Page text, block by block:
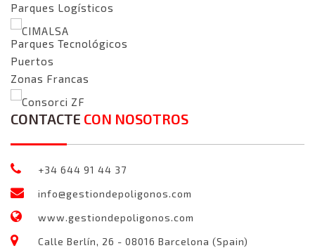
Parques Logísticos
CIMALSA
Parques Tecnológicos
Puertos
Zonas Francas
Consorci ZF
CONTACTE CON NOSOTROS
+34 644 91 44 37
info@gestiondepoligonos.com
www.gestiondepoligonos.com
Calle Berlín, 26 - 08016 Barcelona (Spain)